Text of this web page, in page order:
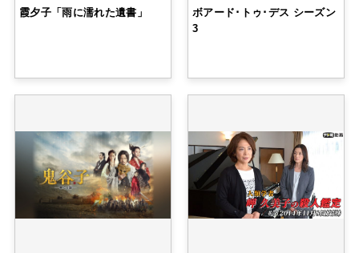
霞夕子「雨に濡れた遺書」
ボアード･トゥ･デス シーズン
3